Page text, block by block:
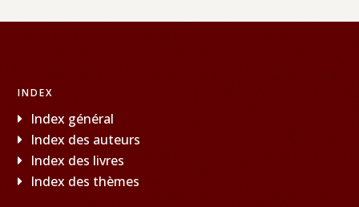
INDEX
Index général
Index des auteurs
Index des livres
Index des thèmes